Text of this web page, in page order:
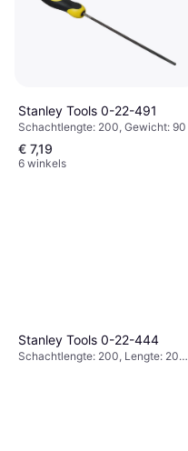
Stanley Tools 0-22-491
Schachtlengte: 200, Gewicht: 90
€ 7,19
6 winkels
Stanley Tools 0-22-444
Schachtlengte: 200, Lengte: 200,